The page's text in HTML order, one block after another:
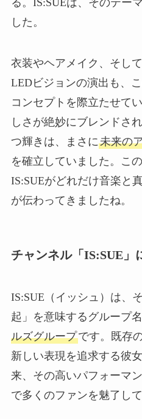
した。
衣装やヘアメイク、そし
LEDビジョンの演出も、
コンセプトを際立たせて
しさが絶妙にブレンドさ
つ輝きは、まさに未来の
を確立していました。こ
IS:SUEがどれだけ音楽と
が伝わってきましたね。
チャンネル「IS:SUE」
IS:SUE（イッシュ）は、
起」を意味するグループ名
ルズグループです。既存
新しい表現を追求する彼
来、その高いパフォーマ
で多くのファンを魅了して